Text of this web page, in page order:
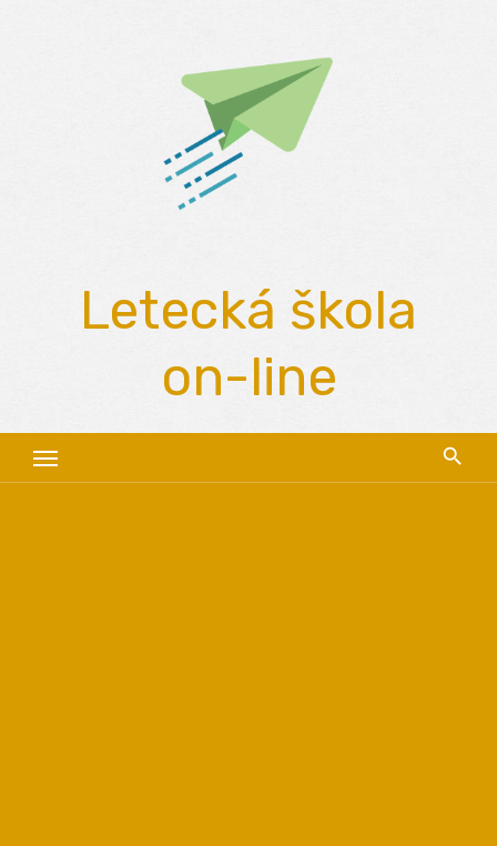
Letecká škola
on-line